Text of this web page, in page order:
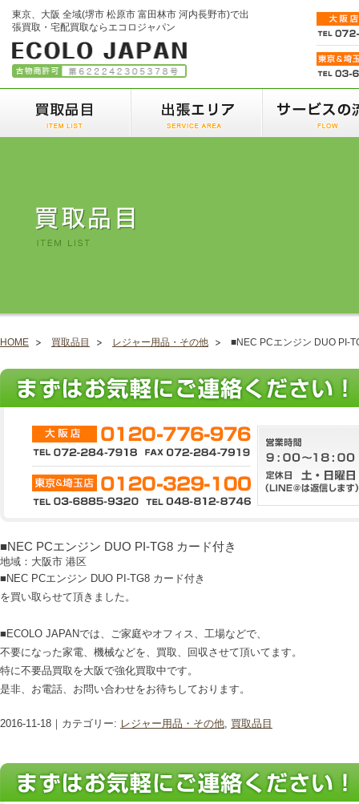
東京、大阪 全域(堺市 松原市 富田林市 河内長野市)で出
張買取・宅配買取ならエコロジャパン
HOME 買取品目 レジャー用品・その他 ■NEC PCエンジン DUO PI-
■NEC PCエンジン DUO PI-TG8 カード付き
地域：大阪市 港区
■NEC PCエンジン DUO PI-TG8 カード付き
を買い取らせて頂きました。
■ECOLO JAPANでは、ご家庭やオフィス、工場などで、
不要になった家電、機械などを、買取、回収させて頂いてます。
特に不要品買取を大阪で強化買取中です。
是非、お電話、お問い合わせをお待ちしております。
2016-11-18｜カテゴリー: レジャー用品・その他, 買取品目